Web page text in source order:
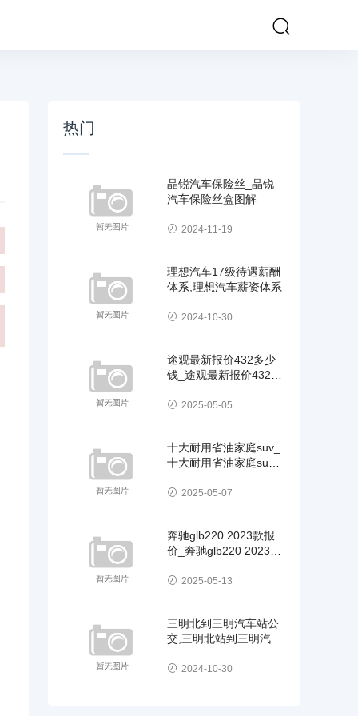
热门
晶锐汽车保险丝_晶锐
汽车保险丝盒图解
2024-11-19
理想汽车17级待遇薪酬
体系,理想汽车薪资体系
2024-10-30
途观最新报价432多少
钱_途观最新报价432多
2025-05-05
十大耐用省油家庭suv_
十大耐用省油家庭suv
2025-05-07
奔驰glb220 2023款报
价_奔驰glb220 2023款
2025-05-13
三明北到三明汽车站公
交,三明北站到三明汽车
2024-10-30